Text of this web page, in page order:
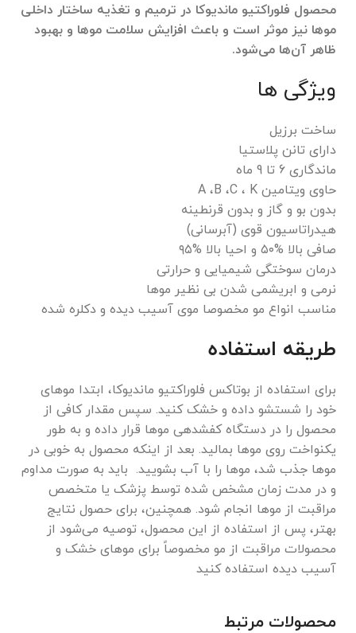
محصول فلوراکتیو ماندیوکا در ترمیم و تغذیه ساختار داخلی
موها نیز موثر است و باعث افزایش سلامت موها و بهبود
ظاهر آن‌ها می‌شود.
ویژگی ها
ساخت برزیل
دارای تانن پلاستیا
ماندگاری 6 تا 9 ماه
حاوی ویتامین A ،B ،C ، K
بدون بو و گاز و بدون قرنطینه
هیدراتاسیون قوی (آبرسانی)
صافی بالا %۵۰ و احیا بالا %۹۵
درمان سوختگی شیمیایی و حرارتی
نرمی و ابریشمی شدن بی نظیر موها
مناسب انواع مو مخصوصا موی آسیب دیده و دکلره شده
طریقه استفاده
برای استفاده از بوتاکس فلوراکتیو ماندیوکا، ابتدا موهای
خود را شستشو داده و خشک کنید. سپس مقدار کافی از
محصول را در دستگاه کفشدهی موها قرار داده و به طور
یکنواخت روی موها بمالید. بعد از اینکه محصول به خوبی در
موها جذب شد، موها را با آب بشویید. باید به صورت مداوم
و در مدت زمان مشخص شده توسط پزشک یا متخصص
مراقبت از موها انجام شود. همچنین، برای حصول نتایج
بهتر، پس از استفاده از این محصول، توصیه می‌شود از
محصولات مراقبت از مو مخصوصاً برای موهای خشک و
آسیب دیده استفاده کنید
محصولات مرتبط